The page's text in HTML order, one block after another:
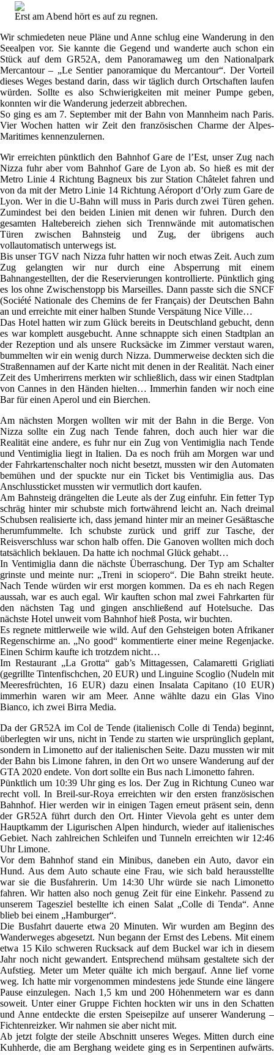
Erst am Abend hört es auf zu regnen.
Wir schmiedeten neue Pläne und Anne schlug eine Wanderung in den
Seealpen vor. Sie kannte die Gegend und wanderte auch schon ein
Stück auf dem GR52A, dem Panoramaweg um den Nationalpark
Mercantour – „Le Sentier panoramique du Mercantour“. Der Vorteil
dieses Weges bestand darin, dass wir täglich durch Ortschaften laufen
würden. Sollte es also Schwierigkeiten mit meiner Pumpe geben,
konnten wir die Wanderung jederzeit abbrechen.
So ging es am 7. September mit der Bahn von Mannheim nach Paris.
Vier Wochen hatten wir Zeit den französischen Charme der Alpes-
Maritimes kennenzulernen.
Wir erreichten pünktlich den Bahnhof Gare de l’Est, unser Zug nach
Nizza fuhr aber vom Bahnhof Gare de Lyon ab. So hieß es mit der
Metro Linie 4 Richtung Bagneux bis zur Station Châtelet fahren und
von da mit der Metro Linie 14 Richtung Aéroport d’Orly zum Gare de
Lyon. Wer in die U-Bahn will muss in Paris durch zwei Türen gehen.
Zumindest bei den beiden Linien mit denen wir fuhren. Durch den
gesamten Haltebereich ziehen sich Trennwände mit automatischen
Türen zwischen Bahnsteig und Zug, der übrigens auch
vollautomatisch unterwegs ist.
Bis unser TGV nach Nizza fuhr hatten wir noch etwas Zeit. Auch zum
Zug gelangten wir nur durch eine Absperrung mit einem
Bahnangestellten, der die Reservierungen kontrollierte. Pünktlich ging
es los ohne Zwischenstopp bis Marseilles. Dann passte sich die SNCF
(Société Nationale des Chemins de fer Français) der Deutschen Bahn
an und erreichte mit einer halben Stunde Verspätung Nice Ville…
Das Hotel hatten wir zum Glück bereits in Deutschland gebucht, denn
es war komplett ausgebucht. Anne schnappte sich einen Stadtplan an
der Rezeption und als unsere Rucksäcke im Zimmer verstaut waren,
bummelten wir ein wenig durch Nizza. Dummerweise deckten sich die
Straßennamen auf der Karte nicht mit denen in der Realität. Nach einer
Zeit des Umherirrens merkten wir schließlich, dass wir einen Stadtplan
von Cannes in den Händen hielten… Immerhin fanden wir noch eine
Bar für einen Aperol und ein Bierchen.
Am nächsten Morgen wollten wir mit der Bahn in die Berge. Von
Nizza sollte ein Zug nach Tende fahren, doch auch hier war die
Realität eine andere, es fuhr nur ein Zug von Ventimiglia nach Tende
und Ventimiglia liegt in Italien. Da es noch früh am Morgen war und
der Fahrkartenschalter noch nicht besetzt, mussten wir den Automaten
bemühen und der spuckte nur ein Ticket bis Ventimiglia aus. Das
Anschlussticket mussten wir vermutlich dort kaufen.
Am Bahnsteig drängelten die Leute als der Zug einfuhr. Ein fetter Typ
schräg hinter mir schubste mich fortwährend leicht an. Nach dreimal
Schubsen realisierte ich, dass jemand hinter mir an meiner Gesäßtasche
herumfummelte. Ich schubste zurück und griff zur Tasche, der
Reisverschluss war schon halb offen. Die Ganoven wollten mich doch
tatsächlich beklauen. Da hatte ich nochmal Glück gehabt…
In Ventimiglia dann die nächste Überraschung. Der Typ am Schalter
grinste und meinte nur: „Treni in sciopero“. Die Bahn streikt heute.
Nach Tende würden wir erst morgen kommen. Da es eh nach Regen
aussah, war es auch egal. Wir kauften schon mal zwei Fahrkarten für
den nächsten Tag und gingen anschließend auf Hotelsuche. Das
nächste Hotel unweit vom Bahnhof hieß Posta, wir buchten.
Es regnete mittlerweile wie wild. Auf den Gehsteigen boten Afrikaner
Regenschirme an. „No good“ kommentierte einer meine Regenjacke.
Einen Schirm kaufte ich trotzdem nicht…
Im Restaurant „La Grotta“ gab’s Mittagessen, Calamaretti Grigliati
(gegrillte Tintenfischchen, 20 EUR) und Linguine Scoglio (Nudeln mit
Meeresfrüchten, 16 EUR) dazu einen Insalata Capitano (10 EUR)
immerhin waren wir am Meer. Anne wählte dazu ein Glas Vino
Bianco, ich zwei Birra Media.
Da der GR52A im Col de Tende (italienisch Colle di Tenda) beginnt,
überlegten wir uns, nicht in Tende zu starten wie ursprünglich geplant,
sondern in Limonetto auf der italienischen Seite. Dazu mussten wir mit
der Bahn bis Limone fahren, in den Ort wo unsere Wanderung auf der
GTA 2020 endete. Von dort sollte ein Bus nach Limonetto fahren.
Pünktlich um 10:39 Uhr ging es los. Der Zug in Richtung Cuneo war
recht voll. In Breil-sur-Roya erreichten wir den ersten französischen
Bahnhof. Hier werden wir in einigen Tagen erneut präsent sein, denn
der GR52A führt durch den Ort. Hinter Vievola geht es unter dem
Hauptkamm der Ligurischen Alpen hindurch, wieder auf italienisches
Gebiet. Nach zahlreichen Schleifen und Tunneln erreichten wir 12:46
Uhr Limone.
Vor dem Bahnhof stand ein Minibus, daneben ein Auto, davor ein
Hund. Aus dem Auto schaute eine Frau, wie sich bald herausstellte
war sie die Busfahrerin. Um 14:30 Uhr würde sie nach Limonetto
fahren. Wir hatten also noch genug Zeit für eine Einkehr. Passend zu
unserem Tagesziel bestellte ich einen Salat „Colle di Tenda“. Anne
blieb bei einem „Hamburger“.
Die Busfahrt dauerte etwa 20 Minuten. Wir wurden am Beginn des
Wanderweges abgesetzt. Nun begann der Ernst des Lebens. Mit einem
etwa 15 Kilo schweren Rucksack auf dem Buckel war ich in diesem
Jahr noch nicht gewandert. Entsprechend mühsam gestaltete sich der
Aufstieg. Meter um Meter quälte ich mich bergauf. Anne lief vorne
weg. Ich hatte mir vorgenommen mindestens jede Stunde eine längere
Pause einzulegen. Nach 1,5 km und 200 Höhenmetern war es dann
soweit. Unter einer Gruppe Fichten hockten wir uns in den Schatten
und Anne entdeckte die ersten Speisepilze auf unserer Wanderung –
Fichtenreizker. Wir nahmen sie aber nicht mit.
Ab jetzt folgte der steile Abschnitt unseres Weges. Mitten durch eine
Kuhherde, die am Berghang weidete ging es in Serpentinen aufwärts.